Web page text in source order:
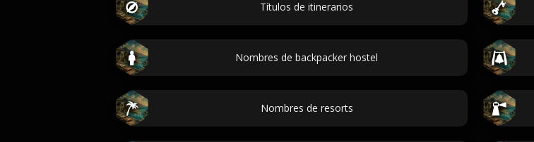
Títulos de itinerarios
Nombres de backpacker hostel
Nombres de resorts